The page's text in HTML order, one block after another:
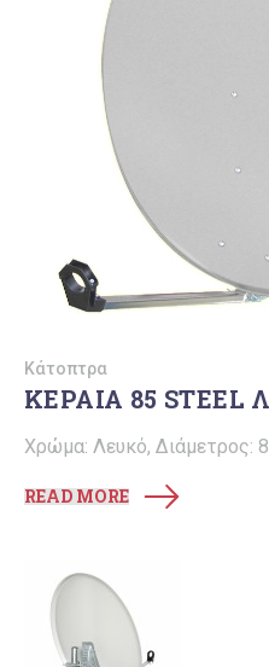
Κάτοπτρα
ΚΕΡΑΙΑ 85 STEEL
Χρώμα: Λευκό, Διάμετρος:
READ MORE